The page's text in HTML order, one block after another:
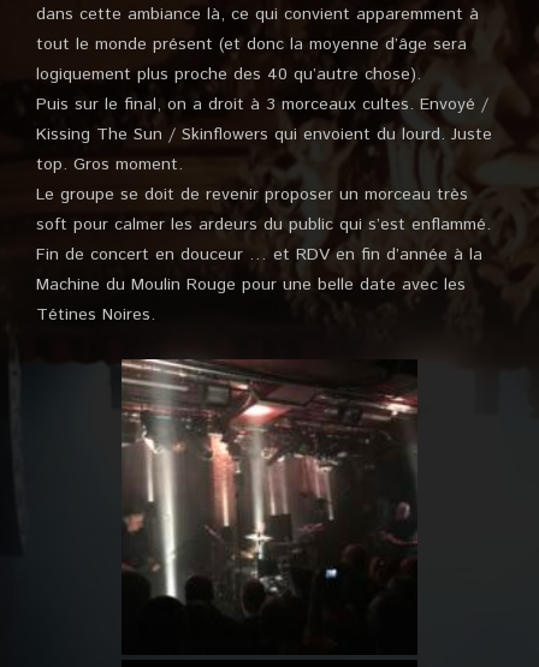
dans cette ambiance là, ce qui convient apparemment à
tout le monde présent (et donc la moyenne d’âge sera
logiquement plus proche des 40 qu’autre chose).
Puis sur le final, on a droit à 3 morceaux cultes. Envoyé /
Kissing The Sun / Skinflowers qui envoient du lourd. Juste
top. Gros moment.
Le groupe se doit de revenir proposer un morceau très
soft pour calmer les ardeurs du public qui s’est enflammé.
Fin de concert en douceur … et RDV en fin d’année à la
Machine du Moulin Rouge pour une belle date avec les
Tétines Noires.